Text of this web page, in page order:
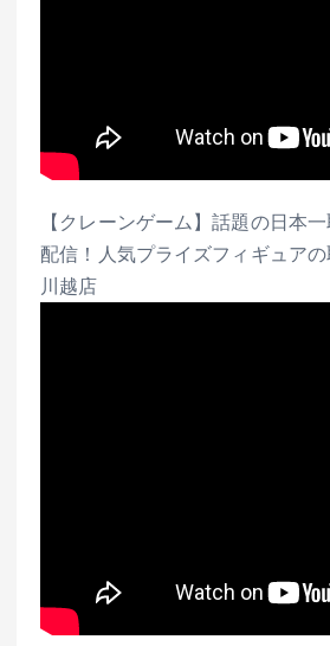
【クレーンゲーム】話題の日本
配信！人気プライズフィギュア
川越店